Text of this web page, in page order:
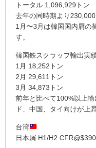
トータル 1,096,929トン
去年の同時期より
1月〜3月は韓国国内屑の
す。
韓国鉄スクラップ輸出実
1月 18,252トン
2月 29,611トン
3月 34,873トン
前年と比べて100%以上
ド、中国、タイ向けが上
台湾
日本屑 H1/H2